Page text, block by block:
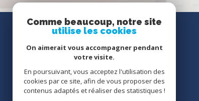
Se
connecter
espace propriétaire
Comme beaucoup, notre site
utilise les cookies
On aimerait vous accompagner pendant
votre visite.
En poursuivant, vous acceptez l'utilisation des
cookies par ce site, afin de vous proposer des
contenus adaptés et réaliser des statistiques !